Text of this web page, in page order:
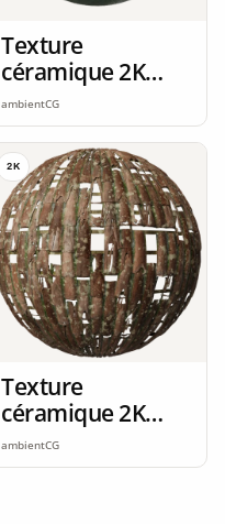
Texture
céramique 2K
seamless
ambientCG
2K
Texture
céramique 2K
seamless
ambientCG